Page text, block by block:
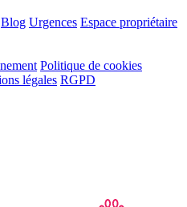
Blog Urgences Espace propriétaire
Politique de cookies
légales RGPD